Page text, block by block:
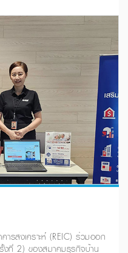
รสงเคราะห์ (REIC) ร่วมออก
งที่ 2) ของสมาคมธุรกิจบ้าน